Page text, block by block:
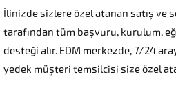
İlinizde sizlere özel atanan satış ve
tarafından tüm başvuru, kurulum,
desteği alır. EDM merkezde, 7/24
yedek müşteri temsilcisi size özel